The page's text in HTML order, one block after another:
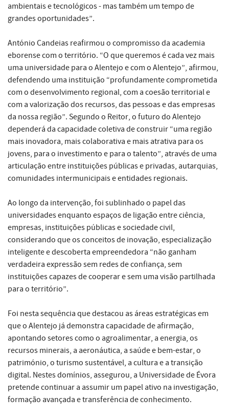
ambientais e tecnológicos - mas também um tempo de
grandes oportunidades”.
António Candeias reafirmou o compromisso da academia
eborense com o território. “O que queremos é cada vez mais
uma universidade para o Alentejo e com o Alentejo”, afirmou,
defendendo uma instituição “profundamente comprometida
com o desenvolvimento regional, com a coesão territorial e
com a valorização dos recursos, das pessoas e das empresas
da nossa região”. Segundo o Reitor, o futuro do Alentejo
dependerá da capacidade coletiva de construir “uma região
mais inovadora, mais colaborativa e mais atrativa para os
jovens, para o investimento e para o talento”, através de uma
articulação entre instituições públicas e privadas, autarquias,
comunidades intermunicipais e entidades regionais.
Ao longo da intervenção, foi sublinhado o papel das
universidades enquanto espaços de ligação entre ciência,
empresas, instituições públicas e sociedade civil,
considerando que os conceitos de inovação, especialização
inteligente e descoberta empreendedora “não ganham
verdadeira expressão sem redes de confiança, sem
instituições capazes de cooperar e sem uma visão partilhada
para o território”.
Foi nesta sequência que destacou as áreas estratégicas em
que o Alentejo já demonstra capacidade de afirmação,
apontando setores como o agroalimentar, a energia, os
recursos minerais, a aeronáutica, a saúde e bem-estar, o
património, o turismo sustentável, a cultura e a transição
digital. Nestes domínios, assegurou, a Universidade de Évora
pretende continuar a assumir um papel ativo na investigação,
formação avançada e transferência de conhecimento.